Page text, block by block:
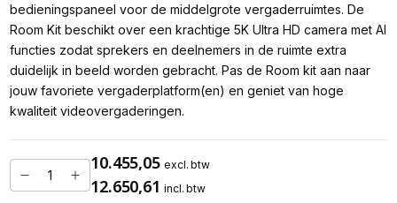
bedieningspaneel voor de middelgrote vergaderruimtes. De
Room Kit beschikt over een krachtige 5K Ultra HD camera met AI
functies zodat sprekers en deelnemers in de ruimte extra
duidelijk in beeld worden gebracht. Pas de Room kit aan naar
jouw favoriete vergaderplatform(en) en geniet van hoge
kwaliteit videovergaderingen.
10.455,05 excl. btw
12.650,61 incl. btw